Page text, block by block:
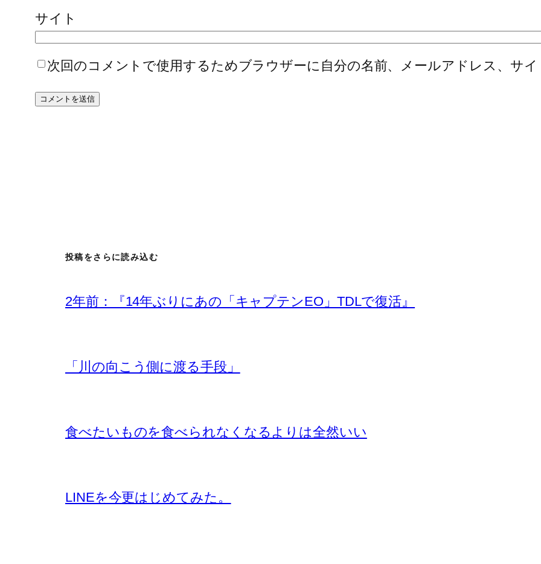
サイト
次回のコメントで使用するためブラウザーに自分の名前、メールアドレス、サ
投稿をさらに読み込む
2年前：『14年ぶりにあの「キャプテンEO」TDLで復活』
「川の向こう側に渡る手段」
食べたいものを食べられなくなるよりは全然いい
LINEを今更はじめてみた。